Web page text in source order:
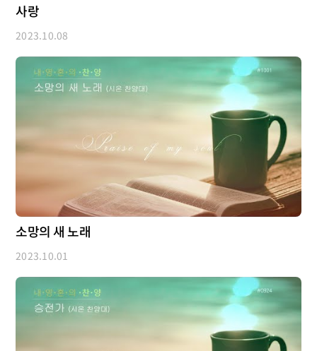
사랑
2023.10.08
소망의 새 노래
2023.10.01